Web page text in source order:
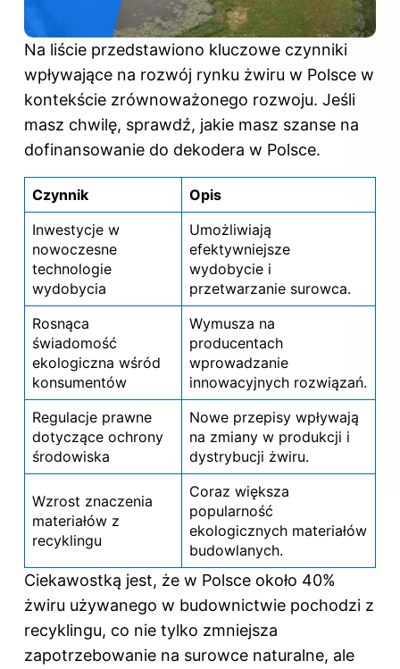
Na liście przedstawiono kluczowe czynniki
wpływające na rozwój rynku żwiru w Polsce w
kontekście zrównoważonego rozwoju. Jeśli
masz chwilę, sprawdź, jakie masz szanse na
dofinansowanie do dekodera w Polsce.
Czynnik
Opis
Inwestycje w
nowoczesne
technologie
wydobycia
Umożliwiają
efektywniejsze
wydobycie i
przetwarzanie surowca.
Rosnąca
świadomość
ekologiczna wśród
konsumentów
Wymusza na
producentach
wprowadzanie
innowacyjnych rozwiązań.
Regulacje prawne
dotyczące ochrony
środowiska
Nowe przepisy wpływają
na zmiany w produkcji i
dystrybucji żwiru.
Wzrost znaczenia
materiałów z
recyklingu
Coraz większa
popularność
ekologicznych materiałów
budowlanych.
Ciekawostką jest, że w Polsce około 40%
żwiru używanego w budownictwie pochodzi z
recyklingu, co nie tylko zmniejsza
zapotrzebowanie na surowce naturalne, ale